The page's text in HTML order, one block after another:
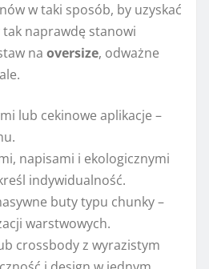
w taki sposób, by uzyskać
naprawdę stanowi
na oversize, odważne
lub cekinowe aplikacje –
napisami i ekologicznymi
indywidualność.
buty typu chunky –
warstwowych.
crossbody z wyrazistym